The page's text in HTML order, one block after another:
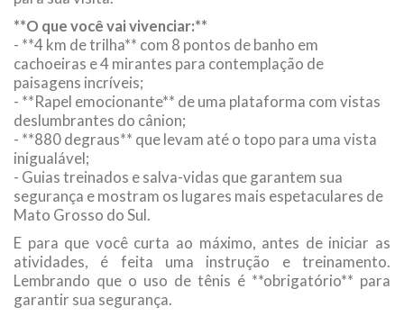
**O que você vai vivenciar:**
- **4 km de trilha** com 8 pontos de banho em
cachoeiras e 4 mirantes para contemplação de
paisagens incríveis;
- **Rapel emocionante** de uma plataforma com vistas
deslumbrantes do cânion;
- **880 degraus** que levam até o topo para uma vista
inigualável;
- Guias treinados e salva-vidas que garantem sua
segurança e mostram os lugares mais espetaculares de
Mato Grosso do Sul.
E para que você curta ao máximo, antes de iniciar as
atividades, é feita uma instrução e treinamento.
Lembrando que o uso de tênis é **obrigatório** para
garantir sua segurança.